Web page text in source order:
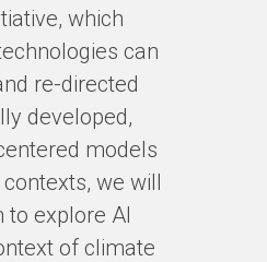
which
can
re-directed
developed,
models
we will
to explore AI
of climate